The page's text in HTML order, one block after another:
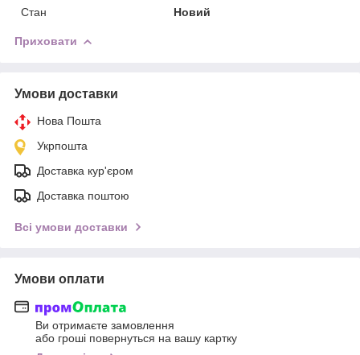
Стан Новий
Приховати
Умови доставки
Нова Пошта
Укрпошта
Доставка кур'єром
Доставка поштою
Всі умови доставки
Умови оплати
Ви отримаєте замовлення
або гроші повернуться на вашу картку